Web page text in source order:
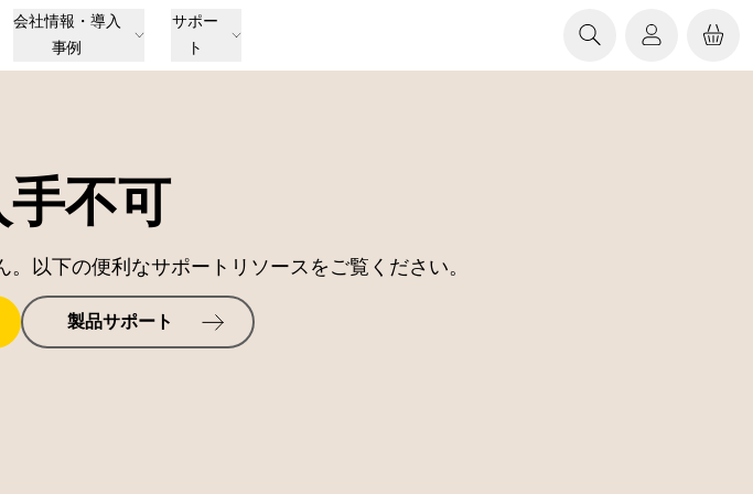
会社情報・導入
事例
サポー
ト
不可
以下の便利なサポートリソースをご覧ください。
製品サポート